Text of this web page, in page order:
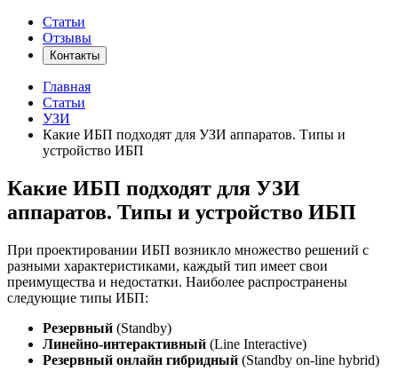
Статьи
Отзывы
Контакты
Главная
Статьи
УЗИ
Какие ИБП подходят для УЗИ аппаратов. Типы и
устройство ИБП
Какие ИБП подходят для УЗИ
аппаратов. Типы и устройство ИБП
При проектировании ИБП возникло множество решений с
разными характеристиками, каждый тип имеет свои
преимущества и недостатки. Наиболее распространены
следующие типы ИБП:
Резервный (Standby)
Линейно-интерактивный (Line Interactive)
Резервный онлайн гибридный (Standby on-line hybrid)